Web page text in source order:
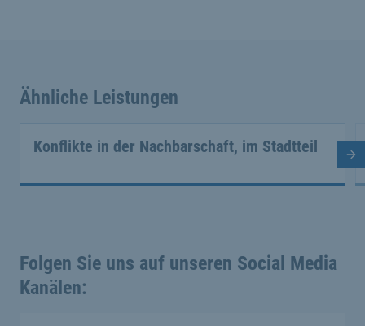
Ähnliche Leistungen
Konflikte in der Nachbarschaft, im Stadtteil
Folgen Sie uns auf unseren Social Media
Kanälen: